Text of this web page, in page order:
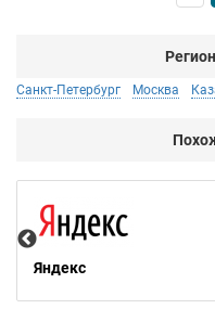
Санкт-Петербург Москва
Яндекс